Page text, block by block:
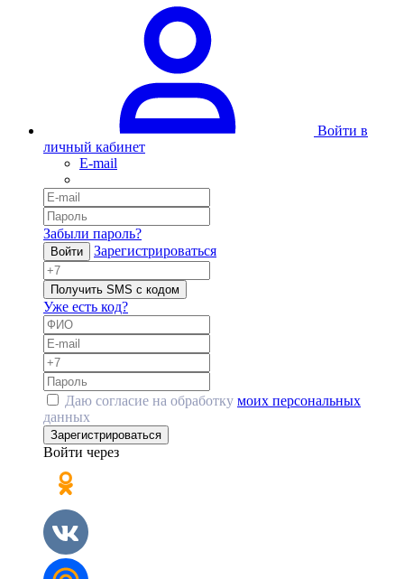
Войти в
личный кабинет
E-mail
Забыли пароль?
Войти Зарегистрироваться
Получить SMS с кодом
Уже есть код?
Даю согласие на обработку моих персональных
данных
Зарегистрироваться
Войти через